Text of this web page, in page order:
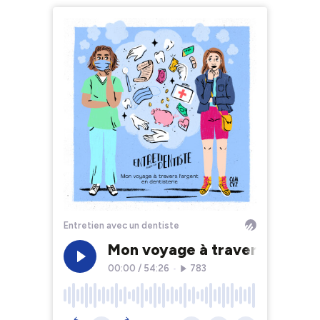
Entretien avec un dentiste
Mon voyage à travers l'
00:00 / 54:26 783